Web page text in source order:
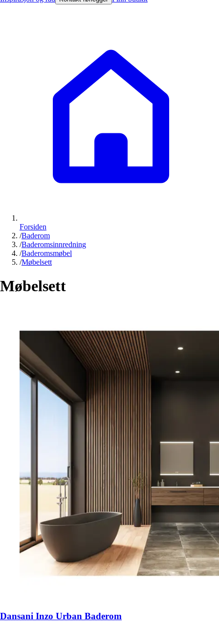
Forsiden
/Baderom
/Baderomsinnredning
/Baderomsmøbel
/Møbelsett
Møbelsett
Dansani Inzo Urban Baderom